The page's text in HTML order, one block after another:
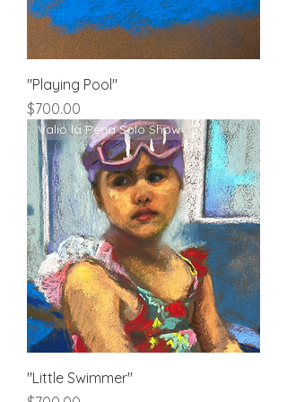
"Playing Pool"
Price
$700.00
Valió la Pena Solo Show
"Little Swimmer"